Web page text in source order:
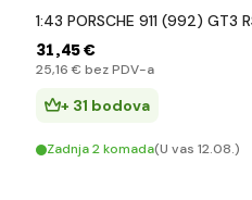
1:43 PORSCHE 911 (992) GT3
31,45 €
25,16 € bez PDV-a
+ 31 bodova
Zadnja 2 komada(U vas 12.08.)